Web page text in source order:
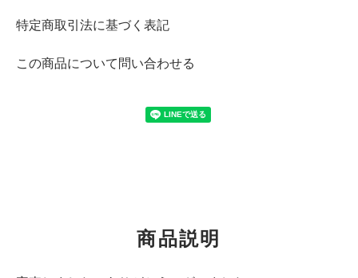
特定商取引法に基づく表記
この商品について問い合わせる
商品説明